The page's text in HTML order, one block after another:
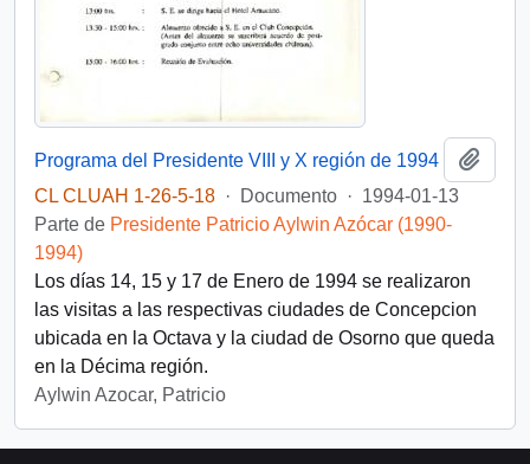
Programa del Presidente VIII y X región de 1994
CL CLUAH 1-26-5-18 · Documento · 1994-01-13
Parte de Presidente Patricio Aylwin Azócar (1990-
1994)
Los días 14, 15 y 17 de Enero de 1994 se realizaron
las visitas a las respectivas ciudades de Concepcion
ubicada en la Octava y la ciudad de Osorno que queda
en la Décima región.
Aylwin Azocar, Patricio